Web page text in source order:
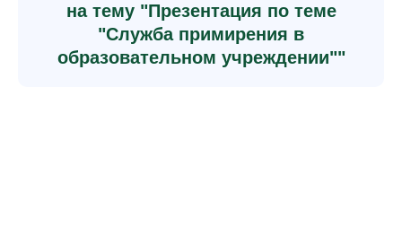
на тему "Презентация по теме
"Служба примирения в
образовательном учреждении""